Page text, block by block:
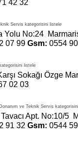
42 32
Servis kategorisini listele
Yolu No:24
07 99 Gsm: 0554
listele
Sokağı Özge
02 03
ve Teknik Servis
Apt. No:10/5
91 32 Gsm: 0544